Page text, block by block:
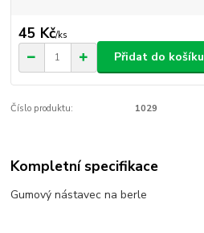
45 Kč/ks
Přidat do košíku
Číslo produktu: 1029
Kompletní specifikace
Gumový nástavec na berle